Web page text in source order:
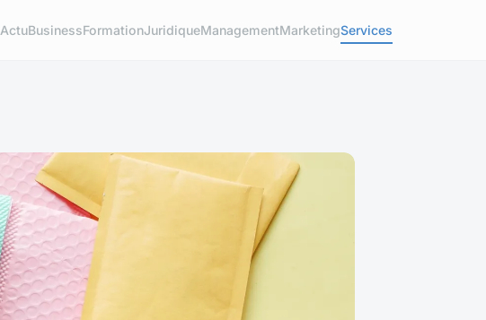
ActuBusinessFormationJuridiqueManagementMarketingServices